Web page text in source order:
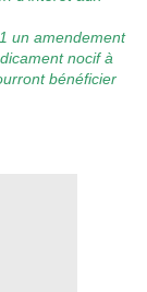
un amendement
nocif à
bénéficier